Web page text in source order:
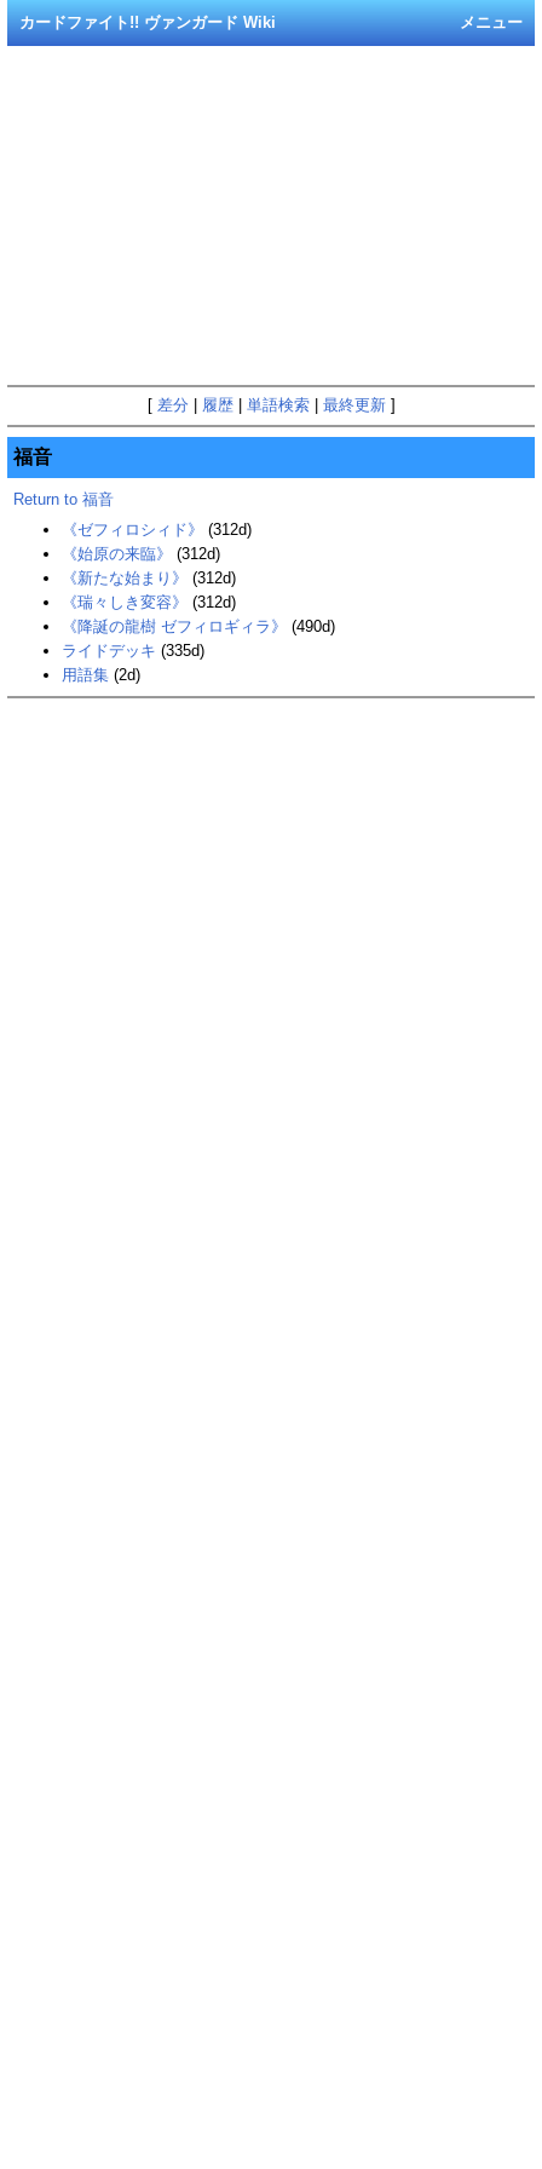
メニュー
カードファイト!! ヴァンガード Wiki
[ 差分 履歴| 単語検索| 最終更新]
福音
Return to 福音
《ゼフィロシィド》
(312d)
《始原の来臨》
(312d)
《新たな始まり》
(312d)
《瑞々しき変容》
(312d)
《降誕の龍樹 ゼフィロギィラ》
(490d)
ライドデッキ (335d)
用語集 (2d)